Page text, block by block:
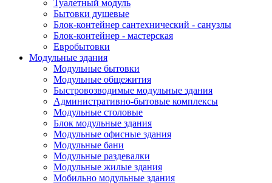
Туалетный модуль
Бытовки душевые
Блок-контейнер сантехнический - санузлы
Блок-контейнер - мастерская
Евробытовки
Модульные здания
Модульные бытовки
Модульные общежития
Быстровозводимые модульные здания
Административно-бытовые комплексы
Модульные столовые
Блок модульные здания
Модульные офисные здания
Модульные бани
Модульные раздевалки
Модульные жилые здания
Мобильно модульные здания